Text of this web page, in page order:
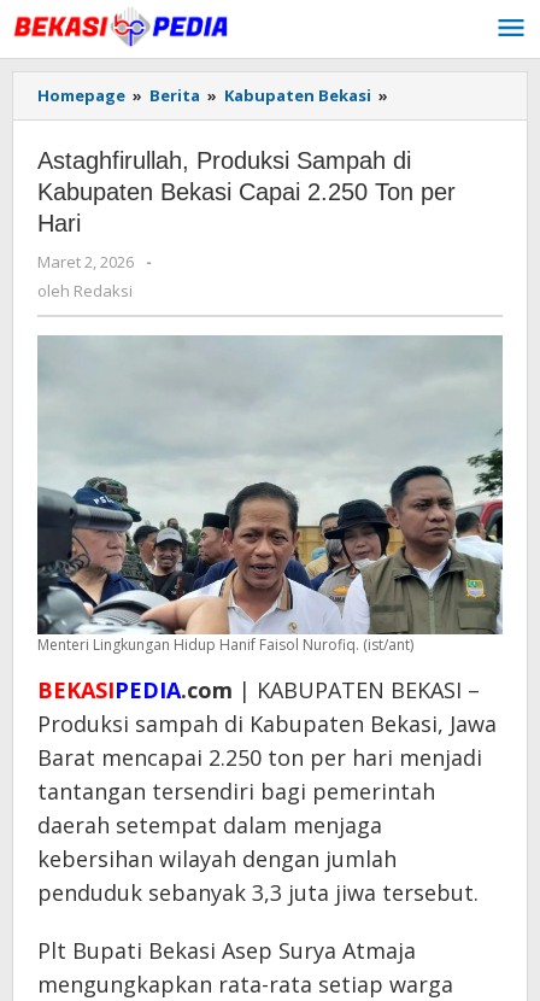
Lewati
ke
konten
Homepage » Berita » Kabupaten Bekasi »
Produksi
di
Kabupaten
Bekasi
Hari
Astaghfirullah, Produksi Sampah di
Kabupaten Bekasi Capai 2.250 Ton per
Hari
Maret 2, 2026
oleh
-
oleh Redaksi
Menteri Lingkungan Hidup Hanif Faisol Nurofiq. (ist/ant)
BEKASIPEDIA.com | KABUPATEN BEKASI –
Produksi sampah di Kabupaten Bekasi, Jawa
Barat mencapai 2.250 ton per hari menjadi
tantangan tersendiri bagi pemerintah
daerah setempat dalam menjaga
kebersihan wilayah dengan jumlah
penduduk sebanyak 3,3 juta jiwa tersebut.
Plt Bupati Bekasi Asep Surya Atmaja
mengungkapkan rata-rata setiap warga